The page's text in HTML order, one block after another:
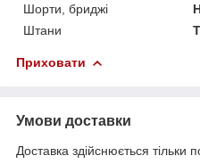
Шорти, бриджі
Штани
Приховати
Умови доставки
Доставка здійснюється тільки